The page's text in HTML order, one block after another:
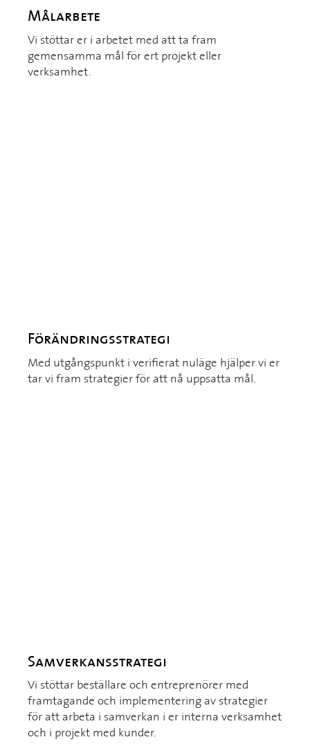
Vi stöttar er i arbetet med att ta fram
gemensamma mål för ert projekt eller
verksamhet.
Målarbete
Med utgångspunkt i verifierat nuläge hjälper vi er
tar vi fram strategier för att nå uppsatta mål.
Förändringsstrategi
Vi stöttar beställare och entreprenörer med
framtagande och implementering av strategier
för att arbeta i samverkan i er interna verksamhet
och i projekt med kunder.
Samverkansstrategi